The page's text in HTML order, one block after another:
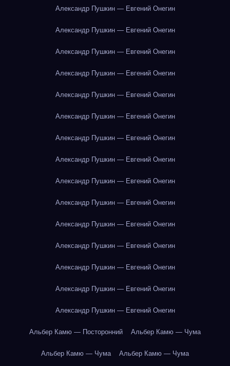
Александр Пушкин — Евгений Онегин
Александр Пушкин — Евгений Онегин
Александр Пушкин — Евгений Онегин
Александр Пушкин — Евгений Онегин
Александр Пушкин — Евгений Онегин
Александр Пушкин — Евгений Онегин
Александр Пушкин — Евгений Онегин
Александр Пушкин — Евгений Онегин
Александр Пушкин — Евгений Онегин
Александр Пушкин — Евгений Онегин
Александр Пушкин — Евгений Онегин
Александр Пушкин — Евгений Онегин
Александр Пушкин — Евгений Онегин
Александр Пушкин — Евгений Онегин
Александр Пушкин — Евгений Онегин
Альбер Камю — Посторонний Альбер Камю — Чума
Альбер Камю — Чума Альбер Камю — Чума